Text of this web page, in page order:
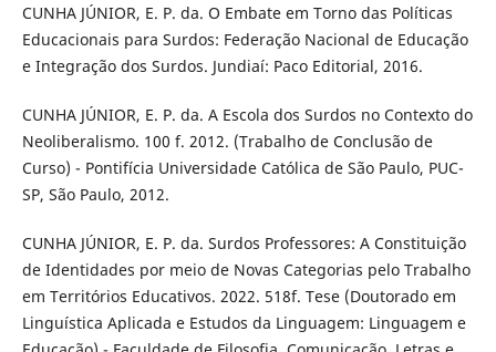
CUNHA JÚNIOR, E. P. da. O Embate em Torno das Políticas
Educacionais para Surdos: Federação Nacional de Educação
e Integração dos Surdos. Jundiaí: Paco Editorial, 2016.
CUNHA JÚNIOR, E. P. da. A Escola dos Surdos no Contexto do
Neoliberalismo. 100 f. 2012. (Trabalho de Conclusão de
Curso) - Pontifícia Universidade Católica de São Paulo, PUC-
SP, São Paulo, 2012.
CUNHA JÚNIOR, E. P. da. Surdos Professores: A Constituição
de Identidades por meio de Novas Categorias pelo Trabalho
em Territórios Educativos. 2022. 518f. Tese (Doutorado em
Linguística Aplicada e Estudos da Linguagem: Linguagem e